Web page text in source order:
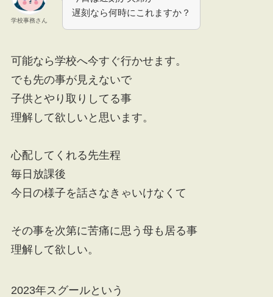
学校事務さん
遅刻なら何時にこれますか？
可能なら学校へ今すぐ行かせます。
でも先の事が見えないで
子供とやり取りしてる事
理解して欲しいと思います。
心配してくれる先生程
毎日放課後
今日の様子を話さなきゃいけなくて
その事を次第に苦痛に思う母も居る事
理解して欲しい。
2023年スグールという